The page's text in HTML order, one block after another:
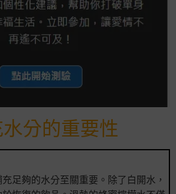
分的重要性
足夠的水分至關重要。除了白開水，